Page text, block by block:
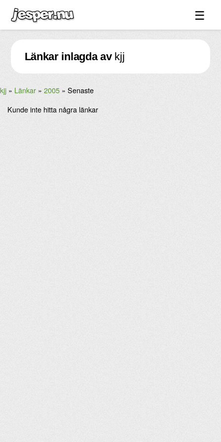
☰
Spel ↓
Bilder ↓
Forum ↓
Länkar
Videos
Länkar inlagda av kjj
kjj Länkar 2005
Senaste
Kunde inte hitta några länkar